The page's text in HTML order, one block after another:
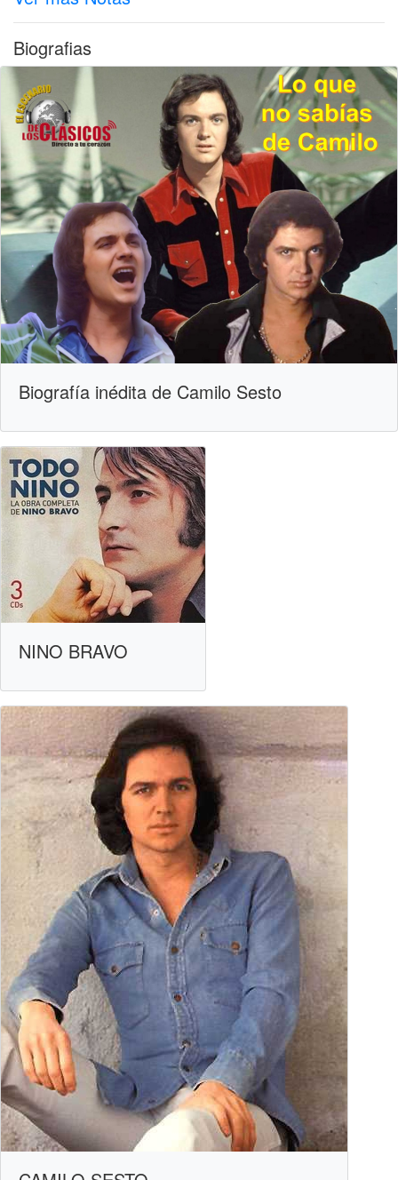
Biografias
Biografía inédita de Camilo Sesto
NINO BRAVO